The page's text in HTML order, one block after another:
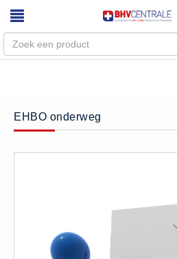
Home
Webshop
Trainingen
RI&E
Bedrijfsnoodplannen
EHBO onderweg